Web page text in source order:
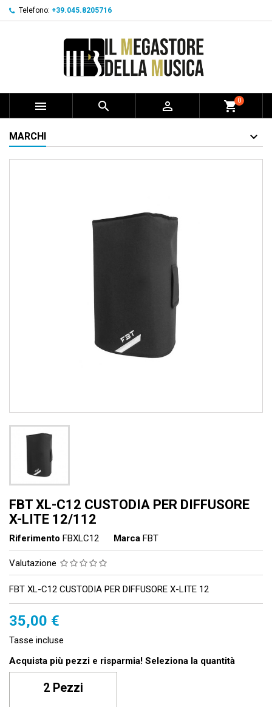
Telefono: +39.045.8205716
   shopping_cart0
MARCHI
FBT XL-C12 CUSTODIA PER DIFFUSORE
X-LITE 12/112
Riferimento FBXLC12 Marca FBT
Valutazione
FBT XL-C12 CUSTODIA PER DIFFUSORE X-LITE 12
35,00 €
Tasse incluse
Acquista più pezzi e risparmia! Seleziona la quantità
2 Pezzi